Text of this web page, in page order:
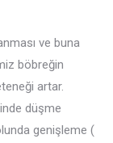
ve buna
böbreğin
artar.
düşme
genişleme (